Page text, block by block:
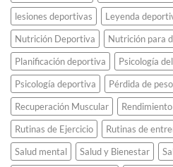
lesiones deportivas
Leyenda
Nutrición Deportiva
Nutrición para
Planificación deportiva
Psicología
Psicología deportiva
Pérdida de peso
Recuperación Muscular
Rutinas de Ejercicio
Rutinas de
Salud mental
Salud y Bienestar